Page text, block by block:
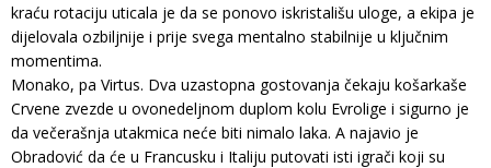
kraću rotaciju uticala je da se ponovo iskristališu uloge, a ekipa je
dijelovala ozbiljnije i prije svega mentalno stabilnije u ključnim
momentima.
Monako, pa Virtus. Dva uzastopna gostovanja čekaju košarkaše
Crvene zvezde u ovonedeljnom duplom kolu Evrolige i sigurno je
da večerašnja utakmica neće biti nimalo laka. A najavio je
Obradović da će u Francusku i Italiju putovati isti igrači koji su